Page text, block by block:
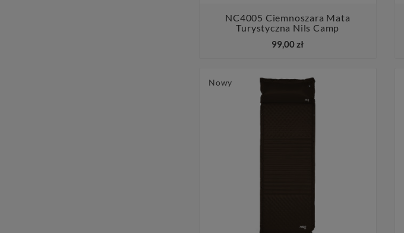
 
NC4005 Ciemnoszara Mata
Turystyczna Nils Camp
99,00 zł
Nowy